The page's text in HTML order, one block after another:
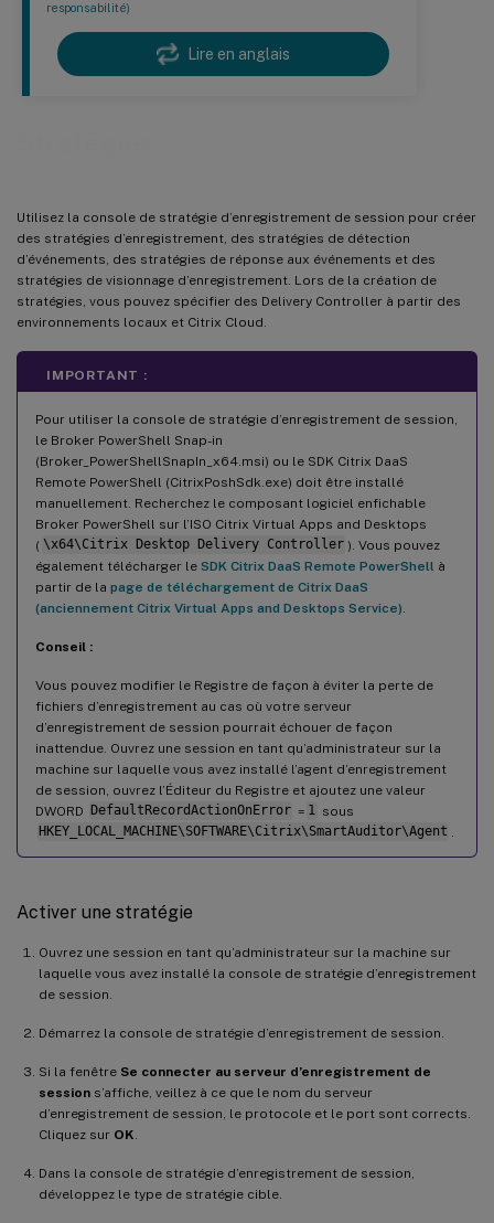
responsabilité)
Lire en anglais
Utilisez la console de stratégie d’enregistrement de session pour créer
des stratégies d’enregistrement, des stratégies de détection
d’événements, des stratégies de réponse aux événements et des
stratégies de visionnage d’enregistrement. Lors de la création de
stratégies, vous pouvez spécifier des Delivery Controller à partir des
environnements locaux et Citrix Cloud.
IMPORTANT :
Pour utiliser la console de stratégie d’enregistrement de session,
le Broker PowerShell Snap-in
(Broker_PowerShellSnapIn_x64.msi) ou le SDK Citrix DaaS
Remote PowerShell (CitrixPoshSdk.exe) doit être installé
manuellement. Recherchez le composant logiciel enfichable
Broker PowerShell sur l’ISO Citrix Virtual Apps and Desktops
( \x64\Citrix Desktop Delivery Controller ). Vous pouvez
également télécharger le SDK Citrix DaaS Remote PowerShell à
partir de la page de téléchargement de Citrix DaaS
(anciennement Citrix Virtual Apps and Desktops Service)
Conseil :
Vous pouvez modifier le Registre de façon à éviter la perte de
fichiers d’enregistrement au cas où votre serveur
d’enregistrement de session pourrait échouer de façon
inattendue. Ouvrez une session en tant qu’administrateur sur la
machine sur laquelle vous avez installé l’agent d’enregistrement
de session, ouvrez l’Éditeur du Registre et ajoutez une valeur
DWORD
DefaultRecordActionOnError = 1 sous
HKEY_LOCAL_MACHINE\SOFTWARE\Citrix\SmartAuditor\Agent
Activer une stratégie
Ouvrez une session en tant qu’administrateur sur la machine sur
laquelle vous avez installé la console de stratégie d’enregistrement
de session.
Démarrez la console de stratégie d’enregistrement de session.
Si la fenêtre Se connecter au serveur d’enregistrement de
session s’affiche, veillez à ce que le nom du serveur
d’enregistrement de session, le protocole et le port sont corrects.
Cliquez sur OK
Dans la console de stratégie d’enregistrement de session,
développez le type de stratégie cible.